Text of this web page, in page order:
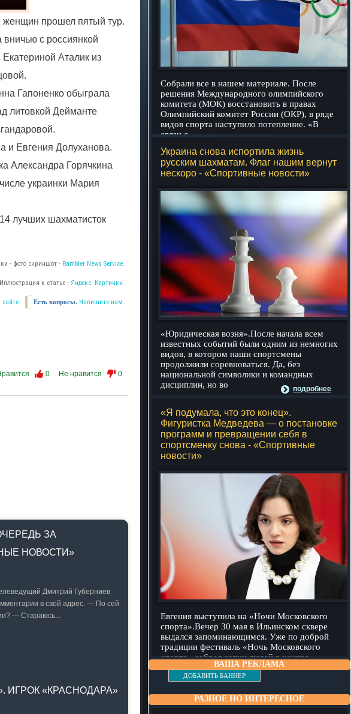
Собрали все в нашем материале. После
решения Международного олимпийского
комитета (МОК) восстановить в правах
Олимпийский комитет России (ОКР), в ряде
видов спорта наступило потепление. «В
связи с
Украина снова испортила жизнь
русским шахматам. Флаг нашим вернут
нескоро - «Спортивные новости»
«Юридическая возня».После начала всем
известных событий были одним из немногих
видов, в котором наши спортсмены
продолжили соревноваться. Да, без
национальной символики и командных
дисциплин, но во
подробнее
«Я подумала, что это конец».
Фигуристка Медведева — о постановке
программ и превращении себя в
спортсменку снова - «Спортивные
новости»
Евгения выступила на «Ночи Московского
спорта».Вечер 30 мая в Ильинском сквере
выдался запоминающимся. Уже по доброй
традиции фестиваль «Ночь Московского
спорта» собрал сотни людей в центре
подробнее
ВАША РЕКЛАМА
ДОБАВИТЬ БАННЕР
РАЗНОЕ НО ИНТЕРЕСНОЕ
прошел пятый тур.
с россиянкой
Аталик из
Гапоненко обыграла
литовкой Дейманте
и Евгения Долуханова.
Александра Горячкина
украинки Мария
лучших шахматисток
- фото скриншот - Rambler News Service.
Иллюстрация к статье - Яндекс. Картинки.
Есть вопросы. Напишите нам.
сайте.
0 Не нравится 0
ЗА
НОВОСТИ»
Дмитрий Губерниев
в свой адрес. — По сей
— Стараюсь...
ИГРОК «КРАСНОДАРА»